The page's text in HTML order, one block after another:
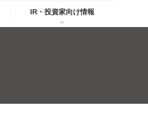
IR・投資家向け情報